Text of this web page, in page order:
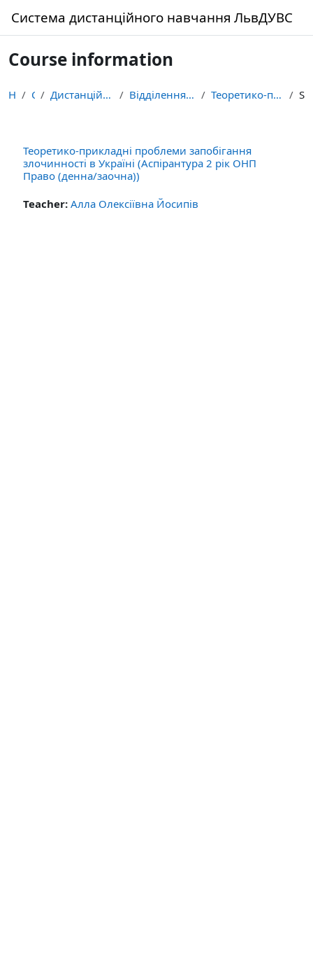
Система дистанційного навчання ЛьвДУВС
Course information
Home Courses Дистанційне навчання здобувачів освіти ЛьвДУВС Відділення аспірантури (ад’юнктури) і докторантури Теоретико-прикладні проблеми запобігання злочиннос...
Теоретико-прикладні проблеми запобігання
злочинності в Україні (Аспірантура 2 рік ОНП
Право (денна/заочна))
Teacher: Алла Олексіївна Йосипів